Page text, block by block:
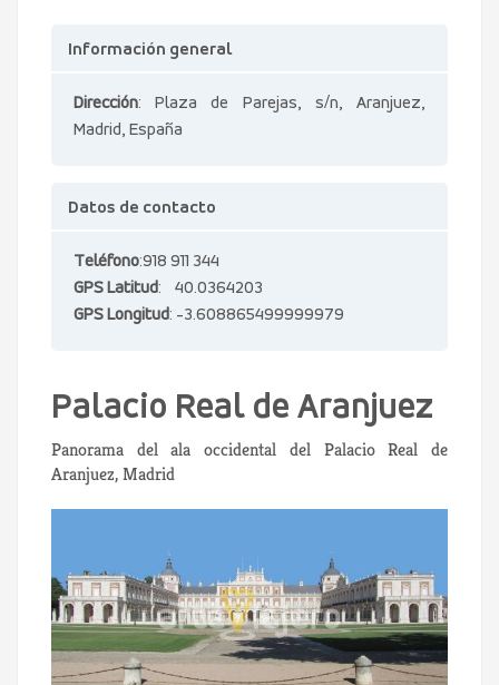
Información general
Dirección: Plaza de Parejas, s/n, Aranjuez,
Madrid, España
Datos de contacto
Teléfono:918 911 344
GPS Latitud: 40.0364203
GPS Longitud: -3.608865499999979
Palacio Real de Aranjuez
Panorama del ala occidental del Palacio Real de
Aranjuez, Madrid